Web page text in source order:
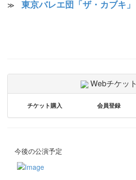
≫ 東京バレエ団「ザ・カブキ」
Webチケット
チケット購入 会員登録
今後の公演予定